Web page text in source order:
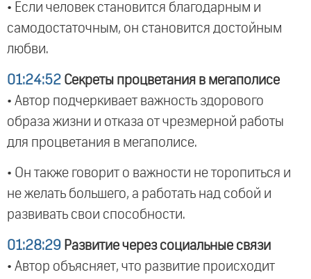
• Если человек становится благодарным и
самодостаточным, он становится достойным
любви.
01:24:52 Секреты процветания в мегаполисе
• Автор подчеркивает важность здорового
образа жизни и отказа от чрезмерной работы
для процветания в мегаполисе.
• Он также говорит о важности не торопиться и
не желать большего, а работать над собой и
развивать свои способности.
01:28:29 Развитие через социальные связи
• Автор объясняет, что развитие происходит